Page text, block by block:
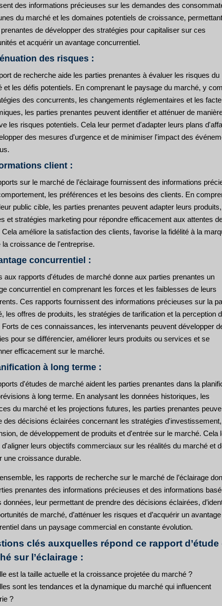
des informations précieuses sur les demandes des
du marché et les domaines potentiels de croissance,
de développer des stratégies pour capitaliser sur ces
et acquérir un avantage concurrentiel.
des risques :
de recherche aide les parties prenantes à évaluer les risques du
et les défis potentiels. En comprenant le paysage du marché, y
des concurrents, les changements réglementaires et les
les parties prenantes peuvent identifier et atténuer de
les risques potentiels. Cela leur permet d'adapter leurs plans
des mesures d'urgence et de minimiser l'impact des
client :
sur le marché de l’éclairage fournissent des informations
les préférences et les besoins des clients. En
public cible, les parties prenantes peuvent adapter leurs produits,
et stratégies marketing pour répondre efficacement aux attentes
améliore la satisfaction des clients, favorise la fidélité à la
la croissance de l'entreprise.
concurrentiel :
aux rapports d'études de marché donne aux parties prenantes un
concurrentiel en comprenant les forces et les faiblesses de leurs
Ces rapports fournissent des informations précieuses sur la
les offres de produits, les stratégies de tarification et la perception
Forts de ces connaissances, les intervenants peuvent développer
pour se différencier, améliorer leurs produits ou services et se
efficacement sur le marché.
à long terme :
d'études de marché aident les parties prenantes dans la
à long terme. En analysant les données historiques, les
du marché et les projections futures, les parties prenantes
des décisions éclairées concernant les stratégies d'investissement,
de développement de produits et d'entrée sur le marché. Cela
d'aligner leurs objectifs commerciaux sur les réalités du marché et
une croissance durable.
les rapports de recherche sur le marché de l’éclairage
prenantes des informations précieuses et des informations
données, leur permettant de prendre des décisions éclairées,
de marché, d’atténuer les risques et d’acquérir un avantage
dans un paysage commercial en constante évolution.
clés auxquelles répond ce rapport d’étude
sur l’éclairage :
est la taille actuelle et la croissance projetée du marché ?
sont les tendances et la dynamique du marché qui influencent
?